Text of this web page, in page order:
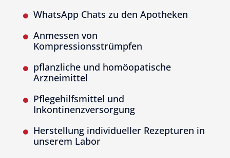
 WhatsApp Chats zu den Apotheken

Anmessen von
Kompressionsstrümpfen

pflanzliche und homöopatische
Arzneimittel

Pflegehilfsmittel und
Inkontinenzversorgung

Herstellung individueller Rezepturen in
unserem Labor